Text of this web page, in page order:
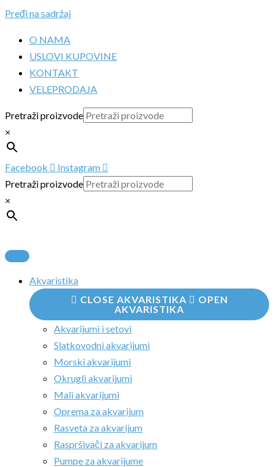
Pređi na sadržaj
O NAMA
USLOVI KUPOVINE
KONTAKT
VELEPRODAJA
Pretraži proizvode
×
Facebook
Instagram
Pretraži proizvode
×
Akvaristika
CLOSE AKVARISTIKA
OPEN
AKVARISTIKA
Akvarijumi i setovi
Slatkovodni akvarijumi
Morski akvarijumi
Okrugli akvarijumi
Mali akvarijumi
Oprema za akvarijum
Rasveta za akvarijum
Raspršivači za akvarijum
Pumpe za akvarijume